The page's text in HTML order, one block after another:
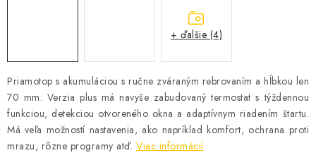
KONTAKTY
Obchodné podmienky
Zásady ochrany osobných údajov
Priamotop s akumuláciou s ručne zváraným rebrovaním a hĺbkou len
70 mm. Verzia plus má navyše zabudovaný termostat s týždennou
funkciou, detekciou otvoreného okna a adaptívnym riadením štartu.
Má veľa možností nastavenia, ako napríklad komfort, ochrana proti
mrazu, rôzne programy atď. Viac informácií
+ ďalšie (4)